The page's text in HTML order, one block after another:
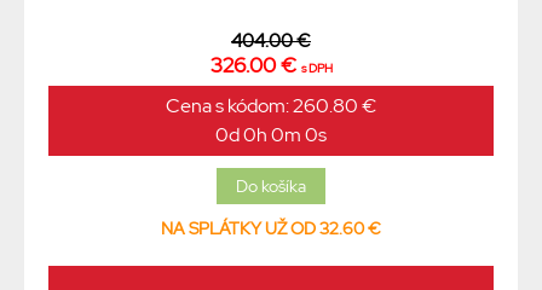
404.00 €
326.00 € s DPH
Cena s kódom: 260.80 €
0d 0h 0m 0s
NA SPLÁTKY UŽ OD 32.60 €